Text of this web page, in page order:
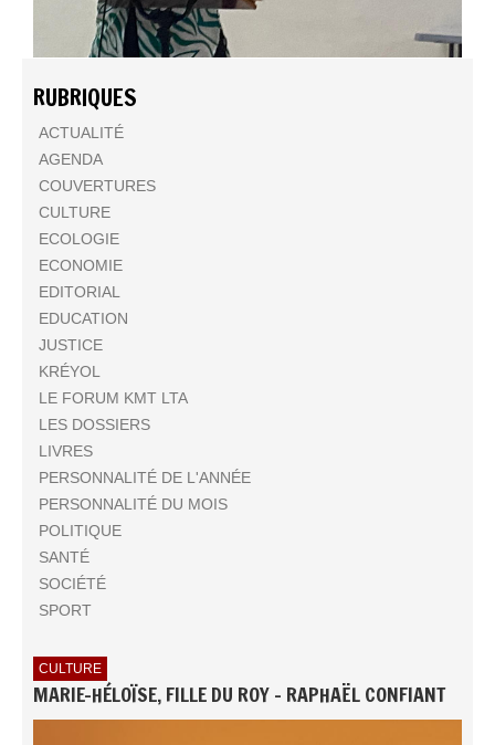
RUBRIQUES
ACTUALITÉ
AGENDA
COUVERTURES
CULTURE
ECOLOGIE
ECONOMIE
EDITORIAL
EDUCATION
JUSTICE
KRÉYOL
LE FORUM KMT LTA
LES DOSSIERS
LIVRES
PERSONNALITÉ DE L'ANNÉE
PERSONNALITÉ DU MOIS
POLITIQUE
SANTÉ
SOCIÉTÉ
SPORT
CULTURE
MARIE-HÉLOÏSE, FILLE DU ROY - RAPHAËL CONFIANT